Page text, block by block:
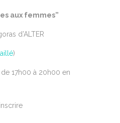
aux femmes”
d’ALTER
)
17h00 à 20h00 en